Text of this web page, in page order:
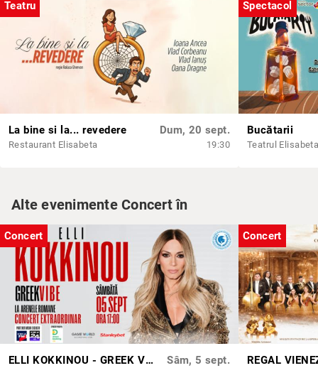
Teatru
La bine si la... revedere
Restaurant Elisabeta
Dum, 20 sept.
19:30
Spectacol
Bucătarii
Teatrul
Alte evenimente Concert în
Concert
ELLI KOKKINOU - GREEK VIBE Sâm, 5 sept.
Concert